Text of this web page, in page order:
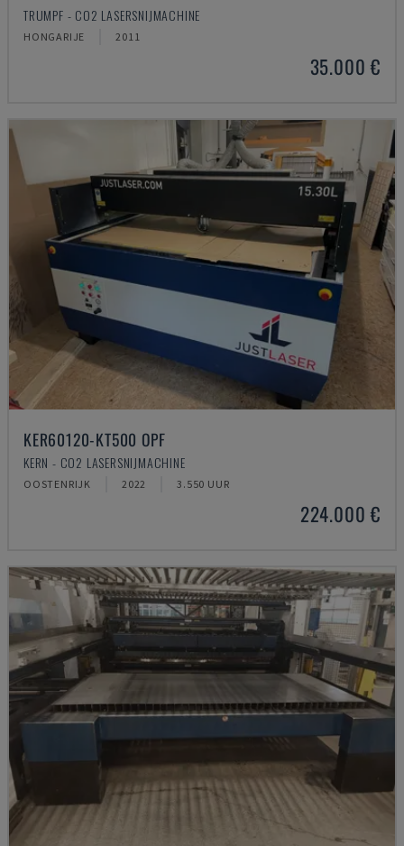
TRUMPF - CO2 LASERSNIJMACHINE
HONGARIJE 2011
35.000 €
KER60120-KT500 OPF
KERN - CO2 LASERSNIJMACHINE
OOSTENRIJK 2022 3.550 UUR
224.000 €